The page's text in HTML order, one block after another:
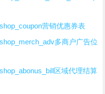
营销优惠券表
多商户广告位
区域代理结算